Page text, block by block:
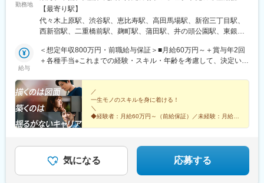
勤務地
地・通勤時間を考慮いたします！★直行直帰OK★U・Iターン歓
迎！住宅手当あり★転居を伴う転勤はありません北海道東北／青
森県・岩手県・宮城県・秋田県・山形県・福島県関東／東京、神
川、福井、新潟県、長野県、山梨県関西／大阪、京都、滋賀、兵
庫、奈良、和歌山東海／愛知、静岡、三重、岐阜中国・四国／鳥
岡、佐賀、長崎、熊本、大分、宮崎、鹿児島、沖縄＼広島にてビ
ッグプロジェクト始動！／裁量のあるポジションをお任せ◎より
高待遇をご用意しております。ご希望の方は面接にてお気軽にご
質問ください。
【最寄り駅】
代々木上原駅、渋谷駅、恵比寿駅、高田馬場駅、新宿三丁目駅、
西新宿駅、二重橋前駅、麹町駅、蒲田駅、井の頭公園駅、東銀座
船堀駅、押上駅、木場駅(東京都)、清澄白河駅、有楽町駅、豊洲
駅、南砂町駅、三田駅(東京都)、森下駅(東京都)、高輪台駅、新木
駅、テレコムセンター駅、六本木駅、田町駅(東京都)、白金高輪
駅、高輪ゲートウェイ駅、神谷町駅、外苑前駅、国立駅、南新宿
駅、初台駅、千駄ケ谷駅、曙橋駅、国立競技場駅、四谷三丁目
駅、西荻窪駅、富士見ケ丘駅、荻窪駅、神保町駅、淡路町駅、市
ケ谷駅、九段下駅、上野御徒町駅、昭和島駅、池上駅、糀谷駅、
新富町駅(東京都)、勝どき駅、京橋駅(東京都)、新中野駅、京王八
王子駅、武蔵五日市駅、西台駅、本蓮沼駅、青物横丁駅、武蔵境
駅、三鷹駅、吉祥寺駅、本郷三丁目駅、湯島駅、飯田橋駅、鬼子
給与
＜想定年収800万円・前職給与保証＞■月給60万円～＋賞与年2回
＋各種手当※これまでの経験・スキル・年齢を考慮して、決定いた
年齢、経験、能力、適性を考慮して、支給額を決定します。ーー
ーーーーーーーーーーーーーーーーーーーーーーーーーーーーー
ーー■未経験者は月給35万円～＋賞与年2回＋各種手当 ※これま
での経験・スキル・年齢を考慮して、決定いたします※残業代は別
途全額支給します。＼勤務地特典！／入社祝い金として別途20万
／
一生モノのスキルを身に着ける！
＼
◆経験者：月給60万円～（前給保証）／未経験：月給
気になる 応募する